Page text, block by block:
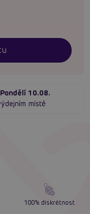
Pondělí 10.08.
místě
100% diskrétnost